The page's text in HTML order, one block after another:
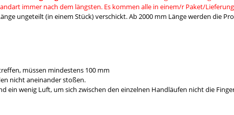
immer nach dem längsten. Es kommen alle in einem/r Paket/
ungeteilt (in einem Stück) verschickt. Ab 2000 mm Länge werden die
müssen mindestens 100 mm
nicht aneinander stoßen.
ein wenig Luft, um sich zwischen den einzelnen Handläufen nicht die